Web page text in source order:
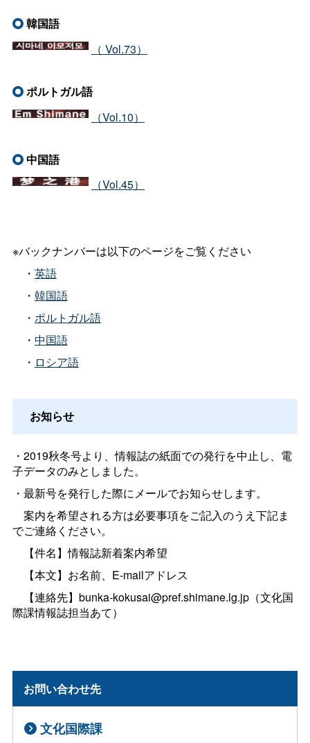
韓国語
（ Vol.73）
ポルトガル語
（Vol.10）
中国語
（Vol.45）
※バックナンバーは以下のページをご覧ください
・ 英語
・ 韓国語
・ ポルトガル語
・ 中国語
・ ロシア語
お知らせ
・2019秋冬号より、情報誌の紙面での発行を中止し、電
子データのみとしました。
・最新号を発行した際にメールでお知らせします。
案内を希望される方は必要事項をご記入のうえ下記ま
でご連絡ください。
【件名】情報誌新着案内希望
【本文】お名前、E-mailアドレス
【連絡先】bunka-kokusai@pref.shimane.lg.jp（文化国
際課情報誌担当あて）
お問い合わせ先
文化国際課